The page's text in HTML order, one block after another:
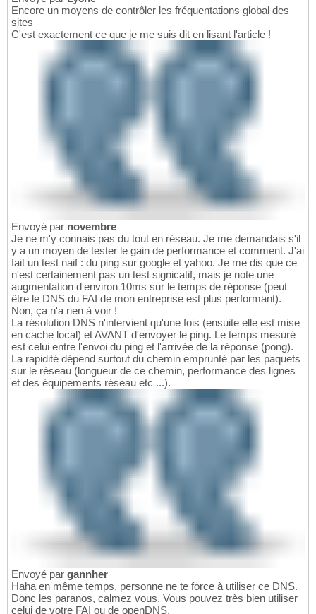
Encore un moyens de contrôler les fréquentations global des
sites
C'est exactement ce que je me suis dit en lisant l'article !
Envoyé par novembre
Je ne m'y connais pas du tout en réseau. Je me demandais s'il
y a un moyen de tester le gain de performance et comment. J'ai
fait un test naif : du ping sur google et yahoo. Je me dis que ce
n'est certainement pas un test signicatif, mais je note une
augmentation d'environ 10ms sur le temps de réponse (peut
être le DNS du FAI de mon entreprise est plus performant).
Non, ça n'a rien à voir !
La résolution DNS n'intervient qu'une fois (ensuite elle est mise
en cache local) et AVANT d'envoyer le ping. Le temps mesuré
est celui entre l'envoi du ping et l'arrivée de la réponse (pong).
La rapidité dépend surtout du chemin emprunté par les paquets
sur le réseau (longueur de ce chemin, performance des lignes
et des équipements réseau etc ...).
Envoyé par gannher
Haha en même temps, personne ne te force à utiliser ce DNS.
Donc les paranos, calmez vous. Vous pouvez très bien utiliser
celui de votre FAI ou de openDNS.